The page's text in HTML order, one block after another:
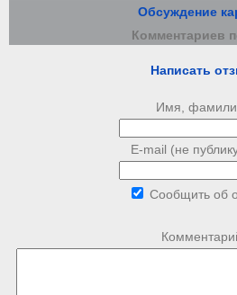
Обсуждение
Комментариев
Написать
Имя,
E-mail (не
Сообщить об